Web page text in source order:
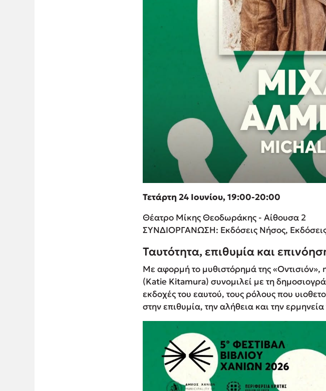
Τετάρτη 24 Ιουνίου,19:00-20:00
Θέατρο Μίκης Θεοδωράκης - Αίθουσα 2
ΣΥΝΔΙΟΡΓΑΝΩΣΗ: Εκδόσεις Νήσος,
Ταυτότητα, επιθυµία και
Με αφορµή το µυθιστόρηµά της «Οντισιόν»,
(Katie Kitamura) συνοµιλεί µε τη
εκδοχές του εαυτού, τους ρόλους που
στην επιθυµία, την αλήθεια και την ερµηνεία